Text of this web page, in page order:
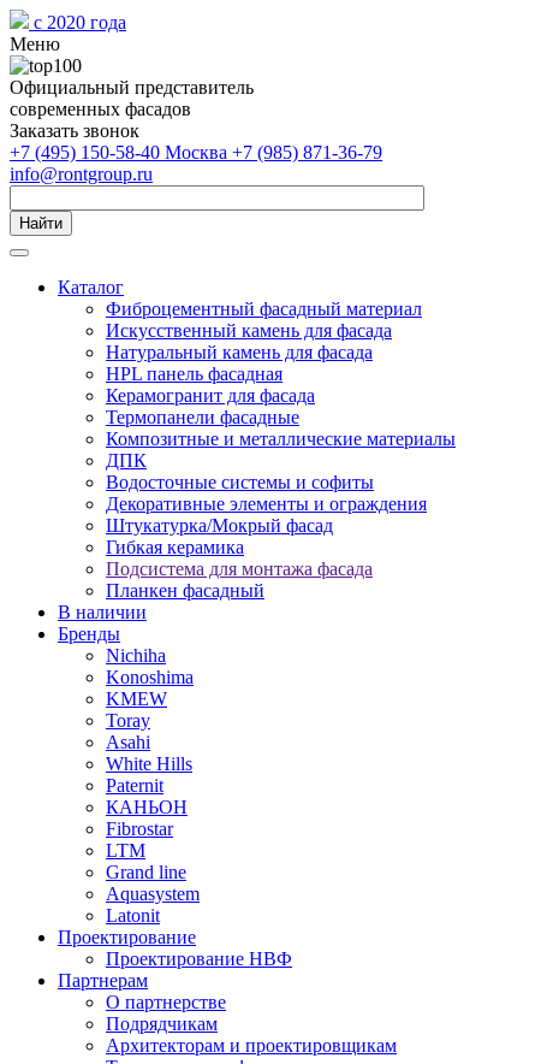
с 2020 года
Меню
Официальный представитель
современных фасадов
Заказать звонок
+7 (495) 150-58-40 Москва +7 (985) 871-36-79
info@rontgroup.ru
Найти
Каталог
Фиброцементный фасадный материал
Искусственный камень для фасада
Натуральный камень для фасада
HPL панель фасадная
Керамогранит для фасада
Термопанели фасадные
Композитные и металлические материалы
ДПК
Водосточные системы и софиты
Декоративные элементы и ограждения
Штукатурка/Мокрый фасад
Гибкая керамика
Подсистема для монтажа фасада
Планкен фасадный
В наличии
Бренды
Nichiha
Konoshima
KMEW
Toray
Asahi
White Hills
Paternit
КАНЬОН
Fibrostar
LTM
Grand line
Aquasystem
Latonit
Проектирование
Проектирование НВФ
Партнерам
О партнерстве
Подрядчикам
Архитекторам и проектировщикам